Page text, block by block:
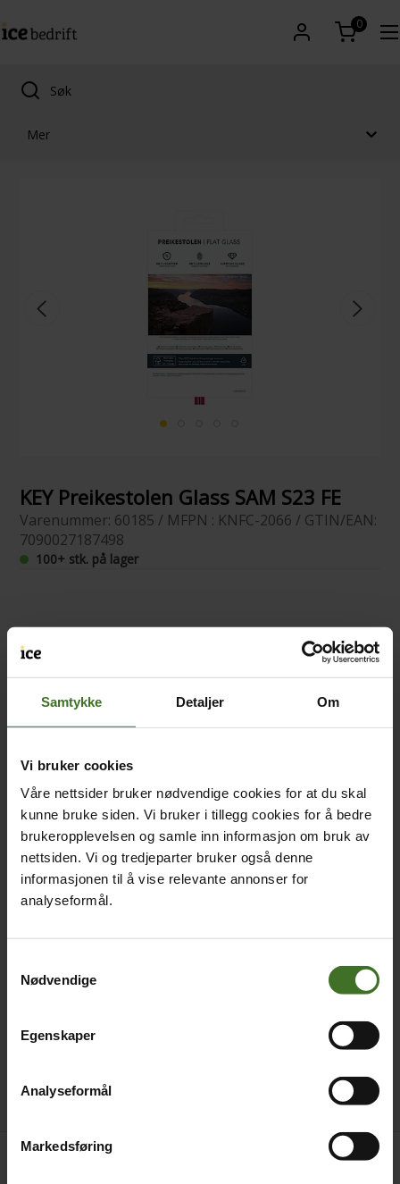
Samtykke Detaljer Om
Vi bruker cookies
Våre nettsider bruker nødvendige cookies for at du skal
kunne bruke siden. Vi bruker i tillegg cookies for å bedre
brukeropplevelsen og samle inn informasjon om bruk av
nettsiden. Vi og tredjeparter bruker også denne
informasjonen til å vise relevante annonser for
analyseformål.
Nødvendige
Egenskaper
Analyseformål
Markedsføring
0
Mer
KEY Preikestolen Glass SAM S23 FE
Varenummer: 60185 / MFPN : KNFC-2066 / GTIN/EAN:
7090027187498
100+ stk. på lager